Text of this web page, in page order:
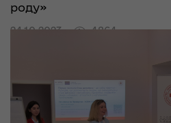
роду»
24.10.2023 4864